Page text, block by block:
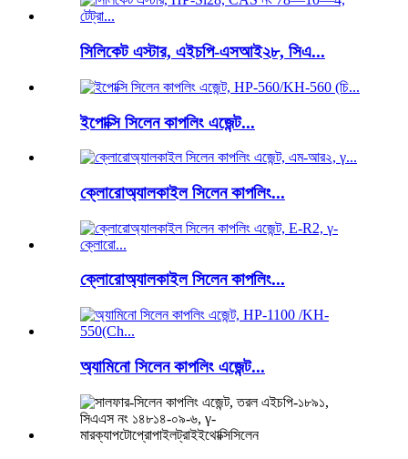
সিলিকেট এস্টার, এইচপি-এসআই২৮, সিএ...
ইপোক্সি সিলেন কাপলিং এজেন্ট...
ক্লোরোঅ্যালকাইল সিলেন কাপলিং...
ক্লোরোঅ্যালকাইল সিলেন কাপলিং...
অ্যামিনো সিলেন কাপলিং এজেন্ট...